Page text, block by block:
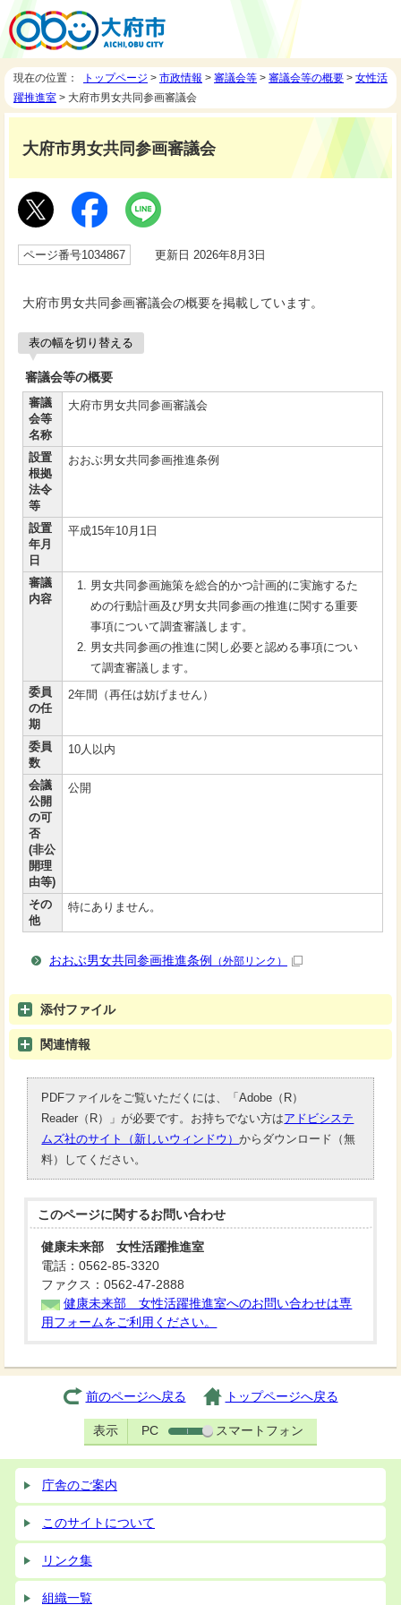
現在の位置： トップページ > 市政情報 > 審議会等 > 審議会等の概要 > 女性活
躍推進室 > 大府市男女共同参画審議会
大府市男女共同参画審議会
ページ番号1034867 更新日 2026年8月3日
大府市男女共同参画審議会の概要を掲載しています。
表の幅を切り替える
審議会等の概要
審議
会等
名称
大府市男女共同参画審議会
設置
根拠
法令
等
おおぶ男女共同参画推進条例
設置
年月
日
平成15年10月1日
審議
内容
男女共同参画施策を総合的かつ計画的に実施するた
めの行動計画及び男女共同参画の推進に関する重要
事項について調査審議します。
男女共同参画の推進に関し必要と認める事項につい
て調査審議します。
委員
の任
期
2年間（再任は妨げません）
委員
数
10人以内
会議
公開
の可
否
(非公
開理
由等)
公開
その
他
特にありません。
おおぶ男女共同参画推進条例 （外部リンク）
添付ファイル
関連情報
PDFファイルをご覧いただくには、「Adobe（R）
Reader（R）」が必要です。お持ちでない方はアドビシステ
ムズ社のサイト（新しいウィンドウ）からダウンロード（無
料）してください。
このページに関するお問い合わせ
健康未来部 女性活躍推進室
電話：0562-85-3320
ファクス：0562-47-2888
健康未来部 女性活躍推進室へのお問い合わせは専
用フォームをご利用ください。
前のページへ戻る トップページへ戻る
表示 PC スマートフォン
庁舎のご案内
このサイトについて
リンク集
組織一覧